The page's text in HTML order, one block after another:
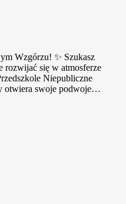
Wzgórzu! ✨ Szukasz
rozwijać się w atmosferze
Niepubliczne
otwiera swoje podwoje…